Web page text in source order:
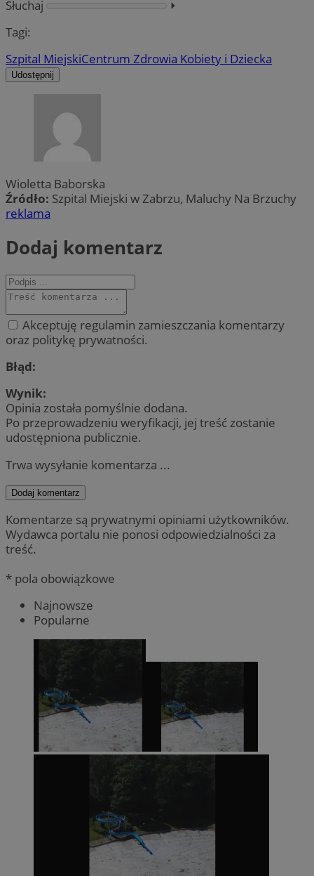
Słuchaj
⏵︎
Tagi:
Szpital MiejskiCentrum Zdrowia Kobiety i Dziecka
Udostępnij
Wioletta Baborska
Źródło: Szpital Miejski w Zabrzu, Maluchy Na Brzuchy
reklama
Dodaj komentarz
Akceptuję regulamin zamieszczania komentarzy
oraz politykę prywatności.
Błąd:
Wynik:
Opinia została pomyślnie dodana.
Po przeprowadzeniu weryfikacji, jej treść zostanie
udostępniona publicznie.
Trwa wysyłanie komentarza ...
Dodaj komentarz
Komentarze są prywatnymi opiniami użytkowników.
Wydawca portalu nie ponosi odpowiedzialności za
treść.
* pola obowiązkowe
Najnowsze
Popularne